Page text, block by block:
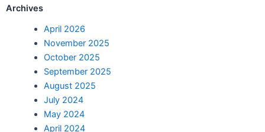
Archives
April 2026
November 2025
October 2025
September 2025
August 2025
July 2024
May 2024
April 2024